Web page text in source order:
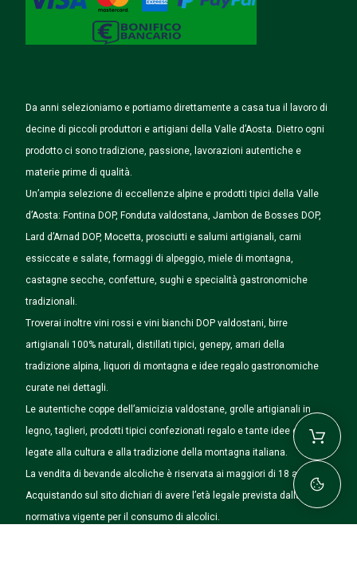
Da anni selezioniamo e portiamo direttamente a casa tua il lavoro di
decine di piccoli produttori e artigiani della Valle d’Aosta. Dietro ogni
prodotto ci sono tradizione, passione, lavorazioni autentiche e
materie prime di qualità.
Un’ampia selezione di eccellenze alpine e prodotti tipici della Valle
d’Aosta: Fontina DOP, Fonduta valdostana, Jambon de Bosses DOP,
Lard d’Arnad DOP, Mocetta, prosciutti e salumi artigianali, carni
essiccate e salate, formaggi di alpeggio, miele di montagna,
castagne secche, confetture, sughi e specialità gastronomiche
tradizionali.
Troverai inoltre vini rossi e vini bianchi DOP valdostani, birre
artigianali 100% naturali, distillati tipici, genepy, amari della
tradizione alpina, liquori di montagna e idee regalo gastronomiche
curate nei dettagli.
Le autentiche coppe dell’amicizia valdostane, grolle artigianali in
legno, taglieri, prodotti tipici confezionati regalo e tante idee originali
legate alla cultura e alla tradizione della montagna italiana.
La vendita di bevande alcoliche è riservata ai maggiori di 18 anni.
Acquistando sul sito dichiari di avere l’età legale prevista dalla
normativa vigente per il consumo di alcolici.